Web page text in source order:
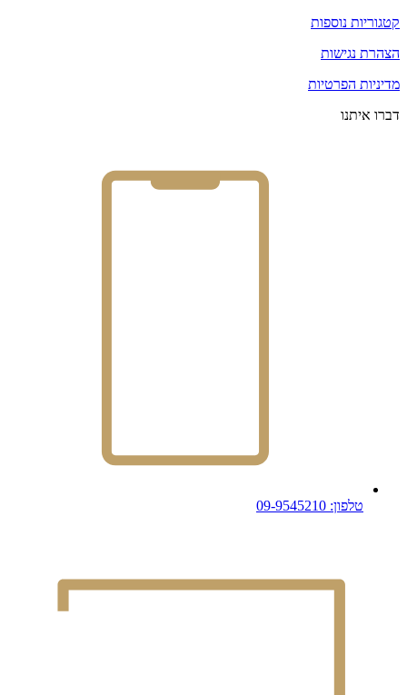
קטגוריות נוספות
הצהרת נגישות
מדיניות הפרטיות
דברו איתנו
טלפון: 09-9545210